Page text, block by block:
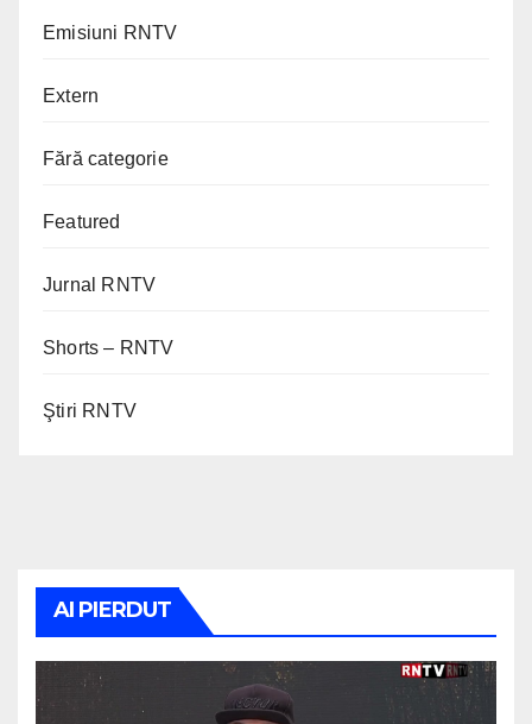
Emisiuni RNTV
Extern
Fără categorie
Featured
Jurnal RNTV
Shorts – RNTV
Ştiri RNTV
AI PIERDUT